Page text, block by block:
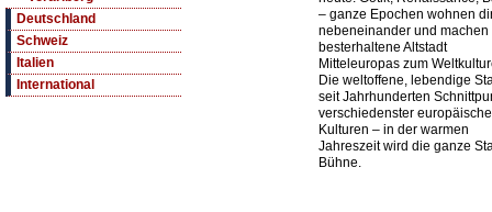
Deutschland
Schweiz
Italien
International
– ganze Epochen wohnen
nebeneinander und machen
besterhaltene Altstadt
Mitteleuropas zum
Die weltoffene, lebendige
seit Jahrhunderten
verschiedenster
Kulturen – in der warmen
Jahreszeit wird die ganze
Bühne.